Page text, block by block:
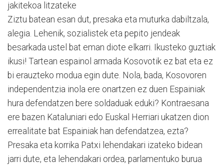
jakitekoa litzateke
Ziztu batean esan dut, presaka eta muturka dabiltzala,
alegia. Lehenik, sozialistek eta pepito jendeak
besarkada ustel bat eman diote elkarri. Ikusteko guztiak
ikusi! Tartean espainol armada Kosovotik ez bat eta ez
bi erauzteko modua egin dute. Nola, bada, Kosovoren
independentzia inola ere onartzen ez duen Espainiak
hura defendatzen bere soldaduak eduki? Kontraesana
ere bazen Kataluniari edo Euskal Herriari ukatzen dion
errealitate bat Espainiak han defendatzea, ezta?
Presaka eta korrika Patxi lehendakari izateko bidean
jarri dute, eta lehendakari ordea, parlamentuko burua